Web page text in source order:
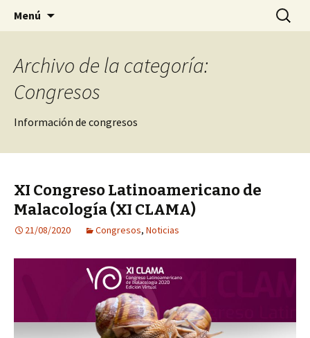
SMACH
Sociedad Malacológica de Chile
Menú Buscar:
Archivo de la categoría:
Congresos
Información de congresos
XI Congreso Latinoamericano de
Malacología (XI CLAMA)
21/08/2020 Congresos, Noticias